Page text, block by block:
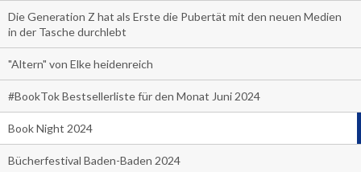
Die Generation Z hat als Erste die Pubertät mit den neuen Medien
in der Tasche durchlebt
"Altern" von Elke heidenreich
#BookTok Bestsellerliste für den Monat Juni 2024
Book Night 2024
Bücherfestival Baden-Baden 2024